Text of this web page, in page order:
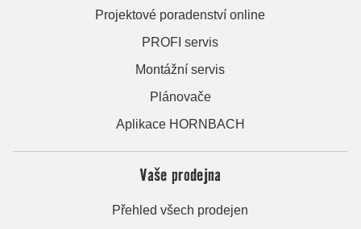
Projektové poradenství online
PROFI servis
Montážní servis
Plánovače
Aplikace HORNBACH
Vaše prodejna
Přehled všech prodejen